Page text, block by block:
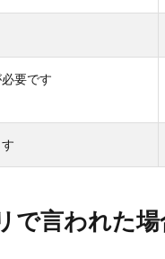
要です
で言われた場